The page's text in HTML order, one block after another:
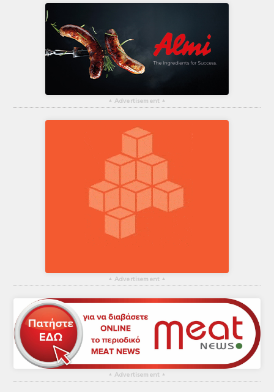
▴ Advertisement ▴
▴ Advertisement ▴
▴ Advertisement ▴